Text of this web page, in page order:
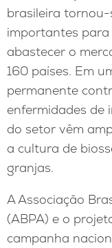
brasileira
importantes
abastecer o
160 países. Em
permanente
enfermidades de
do setor vêm
a cultura de
granjas.
A Associação
(ABPA) e o
campanha